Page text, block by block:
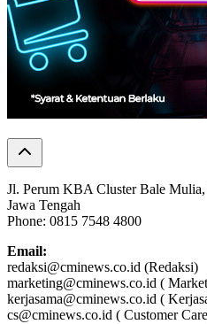
Jl. Perum KBA Cluster Bale
Jawa Tengah
Phone: 0815 7548 4800
Email:
redaksi@cminews.co.id (Redaksi)
marketing@cminews.co.id (
kerjasama@cminews.co.id (
cs@cminews.co.id ( Customer